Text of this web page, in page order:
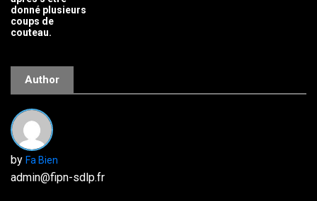
donné plusieurs
coups de
couteau.
Author
by Fa Bien
admin@fipn-sdlp.fr